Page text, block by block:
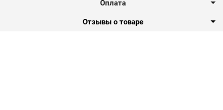
Оплата
Отзывы о товаре